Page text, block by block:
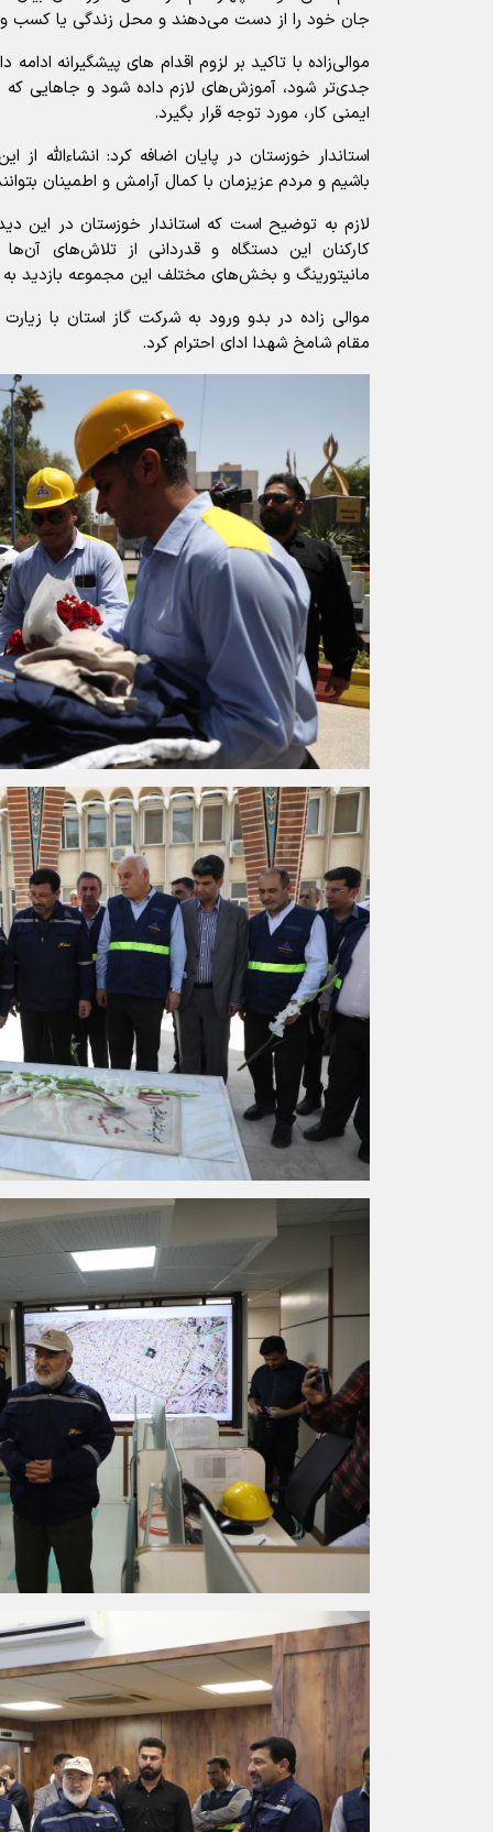
جان خود را از دست می‌دهند و محل زندگی یا کسب‌ و
موالی‌زاده با تاکید بر لزوم اقدام های پیشگیرانه ادامه
جدی‌تر شود، آموزش‌های لازم داده شود و جاهایی که
ایمنی کار، مورد توجه قرار بگیرد.
استاندار خوزستان در پایان اضافه کرد: انشاءالله
باشیم و مردم عزیزمان با کمال آرامش و اطمینان
لازم به توضیح است که استاندار خوزستان در این
مانیتورینگ و بخش‌های مختلف این مجموعه بازدید
موالی زاده در بدو ورود به شرکت گاز استان با
مقام شامخ شهدا ادای احترام کرد.